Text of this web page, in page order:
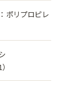
ポリプロピレ